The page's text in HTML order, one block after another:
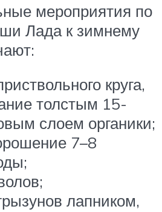
мероприятия по
Лада к зимнему
круга,
толстым 15-
слоем органики;
7–8
лапником,